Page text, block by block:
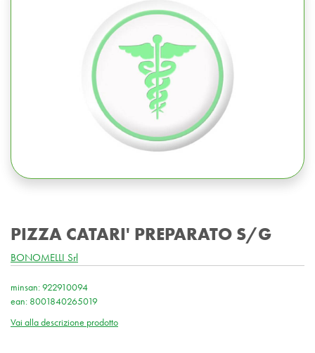
PIZZA CATARI' PREPARATO S/G
BONOMELLI Srl
minsan: 922910094
ean: 8001840265019
Vai alla descrizione prodotto